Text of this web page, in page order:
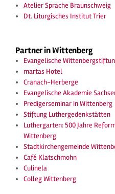
Atelier Sprache Braunschweig
Dt. Liturgisches Institut Trier
Partner in Wittenberg
Evangelische
martas Hotel
Cranach-Herberge
Evangelische Akademie
Predigerseminar in Wittenberg
Stiftung Luthergedenkstätten
Luthergarten: 500 Jahre
Wittenberg
Stadtkirchengemeinde
Café Klatschmohn
Culinela
Colleg Wittenberg